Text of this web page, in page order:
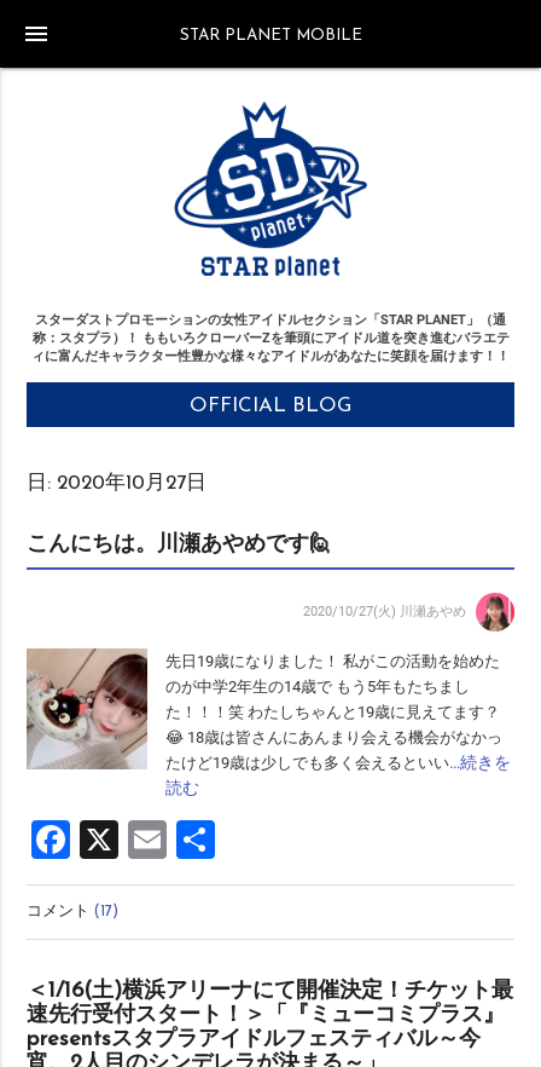
STAR PLANET MOBILE
menu
スターダストプロモーションの女性アイドルセクション「STAR PLANET」（通
称：スタプラ）！
ももいろクローバーZを筆頭にアイドル道を突き進むバラエテ
ィに富んだキャラクター性豊かな様々なアイドルがあなたに笑顔を届けます！！
OFFICIAL BLOG
日: 2020年10月27日
こんにちは。川瀬あやめです🙋
2020/10/27(火) 川瀬あやめ
先日19歳になりました！ 私がこの活動を始めた
のが中学2年生の14歳で もう5年もたちまし
た！！！笑 わたしちゃんと19歳に見えてます？
😂 18歳は皆さんにあんまり会える機会がなかっ
たけど19歳は少しでも多く会えるといい…続きを
読む
Facebook
X Email
有
コメント(17)
＜1/16(土)横浜アリーナにて開催決定！チケット最
速先行受付スタート！＞「『ミューコミプラス』
presentsスタプラアイドルフェスティバル～今